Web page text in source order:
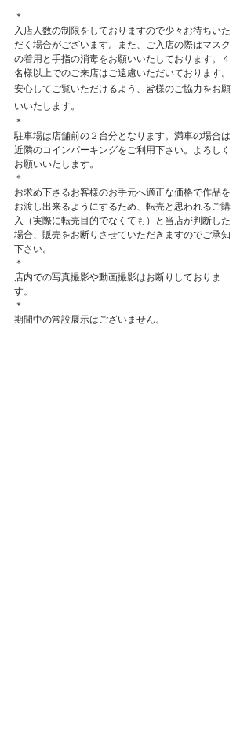
＊
入店人数の制限をしておりますので少々お待ちいた
だく場合がございます。また、ご入店の際はマスク
の着用と手指の消毒をお願いいたしております。４
名様以上でのご来店はご遠慮いただいております。
安心してご覧いただけるよう、皆様のご協力をお願
いいたします。
＊
駐車場は店舗前の２台分となります。満車の場合は
近隣のコインパーキングをご利用下さい。よろしく
お願いいたします。
＊
お求め下さるお客様のお手元へ適正な価格で作品を
お渡し出来るようにするため、転売と思われるご購
入（実際に転売目的でなくても）と当店が判断した
場合、販売をお断りさせていただきますのでご承知
下さい。
＊
店内での写真撮影や動画撮影はお断りしておりま
す。
＊
​期間中の常設展示はございません。